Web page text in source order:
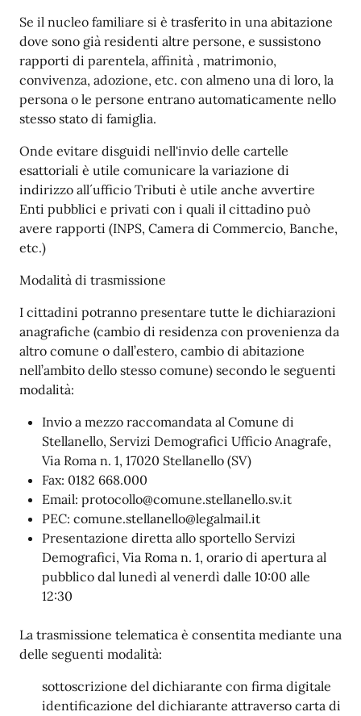
Se il nucleo familiare si è trasferito in una abitazione
dove sono già residenti altre persone, e sussistono
rapporti di parentela, affinità , matrimonio,
convivenza, adozione, etc. con almeno una di loro, la
persona o le persone entrano automaticamente nello
stesso stato di famiglia.
Onde evitare disguidi nell'invio delle cartelle
esattoriali è utile comunicare la variazione di
indirizzo all´ufficio Tributi è utile anche avvertire
Enti pubblici e privati con i quali il cittadino può
avere rapporti (INPS, Camera di Commercio, Banche,
etc.)
Modalità di trasmissione
I cittadini potranno presentare tutte le dichiarazioni
anagrafiche (cambio di residenza con provenienza da
altro comune o dall’estero, cambio di abitazione
nell’ambito dello stesso comune) secondo le seguenti
modalità:
Invio a mezzo raccomandata al Comune di
Stellanello, Servizi Demografici Ufficio Anagrafe,
Via Roma n. 1, 17020 Stellanello (SV)
Fax: 0182 668.000
Email: protocollo@comune.stellanello.sv.it
PEC: comune.stellanello@legalmail.it
Presentazione diretta allo sportello Servizi
Demografici, Via Roma n. 1, orario di apertura al
pubblico dal lunedì al venerdì dalle 10:00 alle
12:30
La trasmissione telematica è consentita mediante una
delle seguenti modalità:
sottoscrizione del dichiarante con firma digitale
identificazione del dichiarante attraverso carta di